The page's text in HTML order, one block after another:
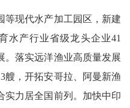
现代水产加工园区，新建
水产行业省级龙头企业41
。落实远洋渔业高质量发展
艘，开拓安哥拉、阿曼新渔
实力居全国前列。加快中印